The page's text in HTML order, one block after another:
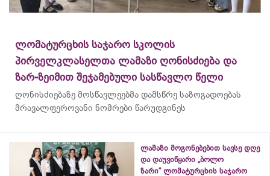
ლომატურცხის საჯარო სკოლის
პირველკლასელთა ლამაზი ღონისძიება და
ზარ-ზეიმით შეჯამებული სასწავლო წელი
ღონისძიებაზე მოსწავლეებმა დამსწრე საზოგადოებას
მრავალფეროვანი ნომრები წარუდგინეს
ლამაზი მოგონებებით სავსე დღე
და დაუვიწყარი „ბოლო
ზარი“ ლომატურცხის საჯარო